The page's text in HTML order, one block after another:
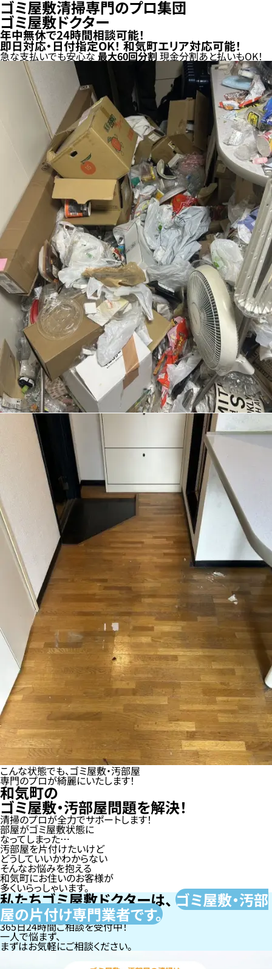
ゴミ屋敷清掃専門のプロ集団
ゴミ屋敷ドクター
年中無休で24時間相談可能！
即日対応・日付指定OK！ 和気町エリア対応可能！
急な支払いでも安心な最大60回分割 現金分割あと払いもOK！
こんな状態でも、ゴミ屋敷・汚部屋
専門のプロが綺麗にいたします！
和気町の
ゴミ屋敷・汚部屋問題を解決！
清掃のプロが全力でサポートします！
部屋がゴミ屋敷状態に
なってしまった…
汚部屋を片付けたいけど
どうしていいかわからない
そんなお悩みを抱える
和気町にお住いのお客様が
多くいらっしゃいます。
私たちゴミ屋敷ドクターは、ゴミ屋敷・汚部
屋の片付け専門業者です。
365日24時間ご相談を受付中！
一人で悩まず、
まずはお気軽にご相談ください。